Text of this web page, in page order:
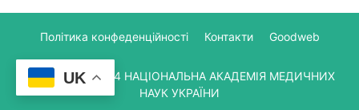
Політика конфеденційності Контакти Goodweb
© Copyright 2024 НАЦІОНАЛЬНА АКАДЕМІЯ МЕДИЧНИХ
НАУК УКРАЇНИ
UK